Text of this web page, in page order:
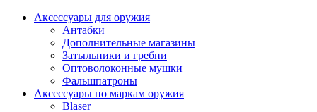
Аксессуары для оружия
Антабки
Дополнительные магазины
Затыльники и гребни
Оптоволоконные мушки
Фальшпатроны
Аксессуары по маркам оружия
Blaser